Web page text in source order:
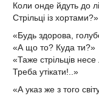
Коли онде йдуть до
Стрільці із хортами?»
«Будь здорова,
«А що то? Куда ти?»
«Таже стрільців
Треба утікати!..»
«А указ же з того